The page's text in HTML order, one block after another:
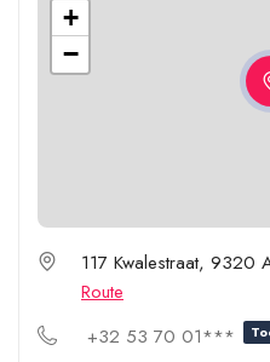
+
−
117 Kwalestraat, 9320
Route
+32 53 70 01***